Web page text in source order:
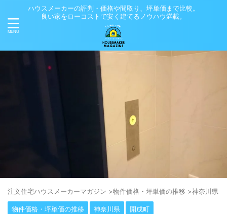
ハウスメーカーの評判・価格や間取り、坪単価まで比較。
良い家をローコストで安く建てるノウハウ満載。
注⽂住宅ハウスメーカーマガジン >物件価格・坪単価の推移 >神奈川県
物件価格・坪単価の推移 神奈川県 開成町